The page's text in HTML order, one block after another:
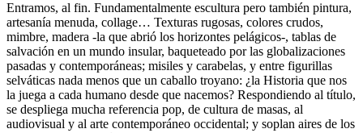
Entramos, al fin. Fundamentalmente escultura pero también pintura,
artesanía menuda, collage… Texturas rugosas, colores crudos,
mimbre, madera -la que abrió los horizontes pelágicos-, tablas de
salvación en un mundo insular, baqueteado por las globalizaciones
pasadas y contemporáneas; misiles y carabelas, y entre figurillas
selváticas nada menos que un caballo troyano: ¿la Historia que nos
la juega a cada humano desde que nacemos? Respondiendo al título,
se despliega mucha referencia pop, de cultura de masas, al
audiovisual y al arte contemporáneo occidental; y soplan aires de los